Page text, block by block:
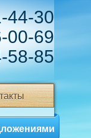
44-30
00-69
58-85